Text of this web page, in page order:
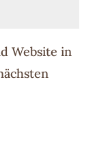
Website in